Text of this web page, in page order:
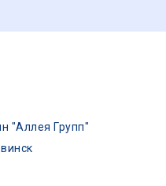
"Аллея Групп"